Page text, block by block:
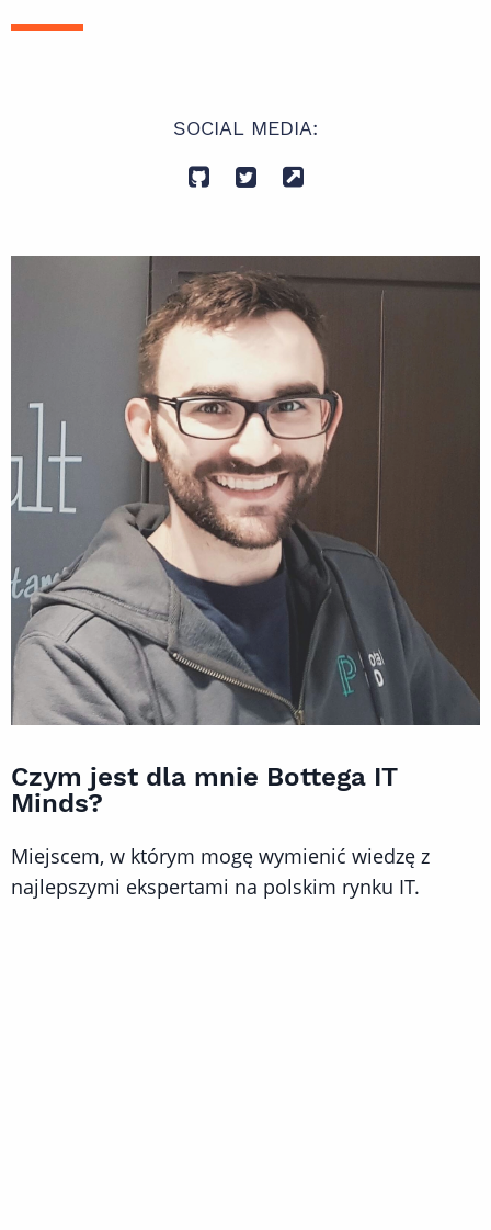
SOCIAL MEDIA:
Czym jest dla mnie Bottega IT
Minds?
Miejscem, w którym mogę wymienić wiedzę z
najlepszymi ekspertami na polskim rynku IT.